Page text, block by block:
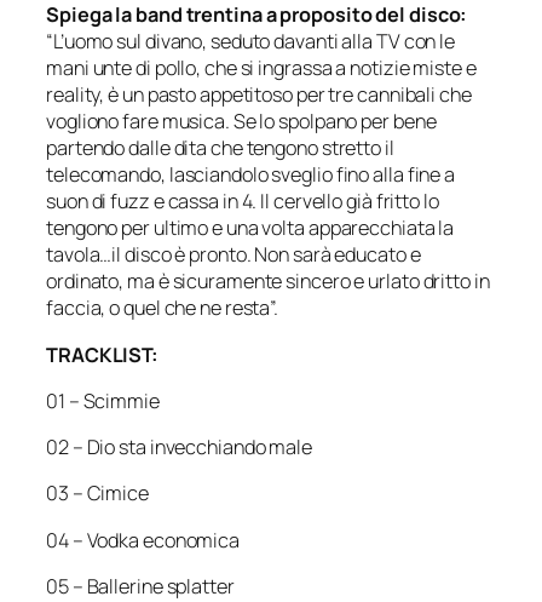
Spiega la band trentina a proposito del disco:
“L’uomo sul divano, seduto davanti alla TV con le
mani unte di pollo, che si ingrassa a notizie miste e
reality, è un pasto appetitoso per tre cannibali che
vogliono fare musica. Se lo spolpano per bene
partendo dalle dita che tengono stretto il
telecomando, lasciandolo sveglio fino alla fine a
suon di fuzz e cassa in 4. Il cervello già fritto lo
tengono per ultimo e una volta apparecchiata la
tavola…il disco è pronto. Non sarà educato e
ordinato, ma è sicuramente sincero e urlato dritto in
faccia, o quel che ne resta”.
TRACKLIST:
01 – Scimmie
02 – Dio sta invecchiando male
03 – Cimice
04 – Vodka economica
05 – Ballerine splatter